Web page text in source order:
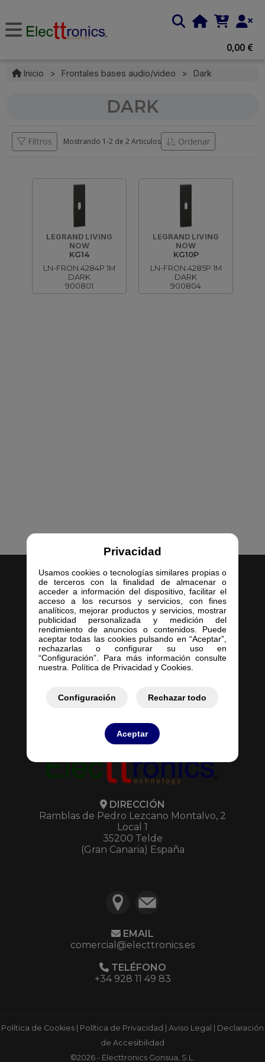
Privacidad
Usamos cookies o tecnologías similares propias o
de terceros con la finalidad de almacenar o
acceder a información del dispositivo, facilitar el
acceso a los recursos y servicios, con fines
analíticos, mejorar productos y servicios, mostrar
publicidad personalizada y medición del
rendimiento de anuncios o contenidos. Puede
aceptar todas las cookies pulsando en “Aceptar”,
rechazarlas o configurar su uso en
“Configuración”. Para más información consulte
nuestra. Política de Privacidad y Cookies.
Configuración Rechazar todo
Aceptar
0,00 €
Inicio > Frontales bases audio/video > Dark
DARK
Filtros Mostrando 1-2 de 2 Articulos Ordenar
LEGRAND LIVING
NOW
KG14
LN-FRON.4284P 1M
DARK
900801
LEGRAND LIVING
NOW
KG10P
LN-FRON.4285P 1M
DARK
900804
Inicio
Empresa
Servicios
Contacto
Mis Presupuestos
DIRECCIÓN
Ramblas de Pedro Lezcano Montalvo, 2
Local 1
35200 Telde
(Gran Canaria) España
EMAIL
comercial@electtronics.es
TELÉFONO
+34 928 11 49 83
Política de Cookies Política de Privacidad Aviso Legal
Declaración
de Accesibilidad
©2026 - Electtronics Gonsua, S.L.